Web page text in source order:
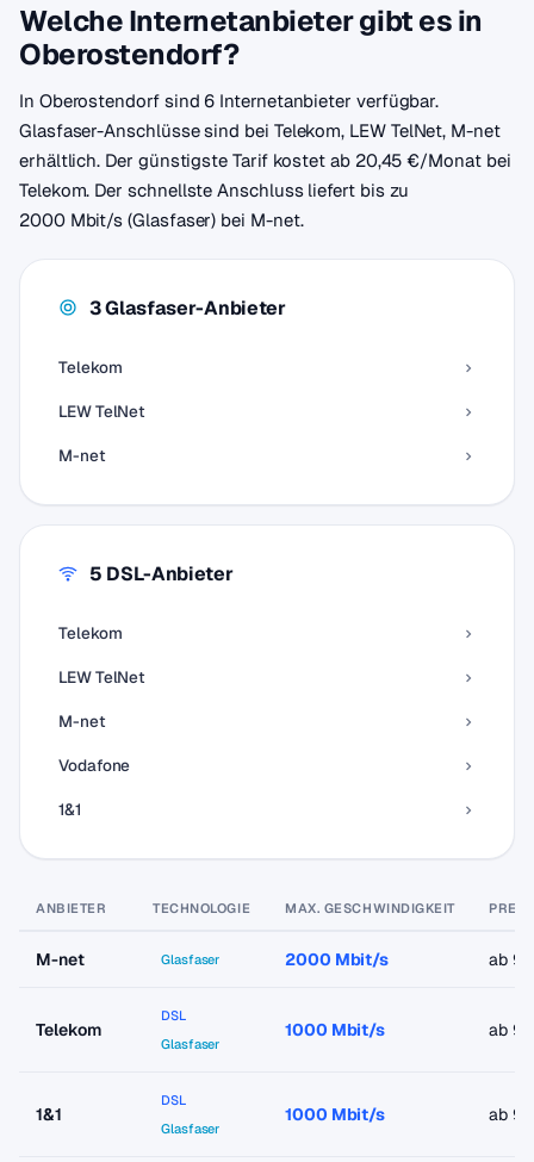
Welche Internetanbieter gibt es in
Oberostendorf?
In Oberostendorf sind 6 Internetanbieter verfügbar.
Glasfaser-Anschlüsse sind bei Telekom, LEW TelNet, M-net
erhältlich. Der günstigste Tarif kostet ab 20,45 €/Monat bei
Telekom. Der schnellste Anschluss liefert bis zu
2000 Mbit/s (Glasfaser) bei M-net.
3 Glasfaser-Anbieter
Telekom
LEW TelNet
M-net
5 DSL-Anbieter
Telekom
LEW TelNet
M-net
Vodafone
1&1
ANBIETER TECHNOLOGIE MAX. GESCHWINDIGKEIT
M-net Glasfaser 2000 Mbit/s ab
Telekom
DSL
Glasfaser
1000 Mbit/s ab
1&1
DSL
Glasfaser
1000 Mbit/s ab